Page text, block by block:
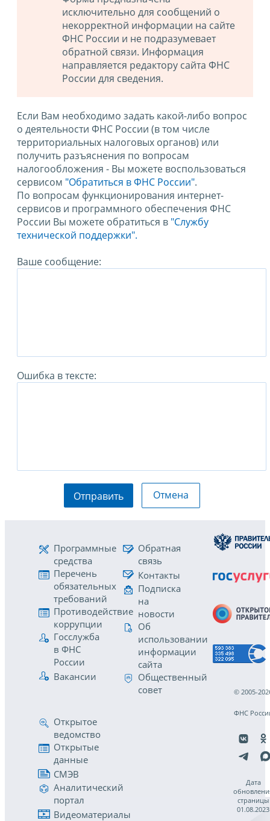
исключительно для сообщений о
некорректной информации на сайте
ФНС России и не подразумевает
обратной связи. Информация
направляется редактору сайта ФНС
России для сведения.
Если Вам необходимо задать какой-либо вопрос
о деятельности ФНС России (в том числе
территориальных налоговых органов) или
получить разъяснения по вопросам
налогообложения - Вы можете воспользоваться
сервисом "Обратиться в ФНС России".
По вопросам функционирования интернет-
сервисов и программного обеспечения ФНС
России Вы можете обратиться в "Службу
технической поддержки".
Ваше сообщение:
Ошибка в тексте:
Отправить Отмена
Программные
средства
Перечень
обязательных
требований
Противодействие
коррупции
Госслужба
в ФНС
России
Вакансии
Обратная
связь
Контакты
Подписка
на
новости
Об
использовании
информации
сайта
Общественный
совет
Открытое
ведомство
Открытые
данные
СМЭВ
Аналитический
портал
Видеоматериалы
© 2005-
ФНС
Дата
страницы
01.08.2023